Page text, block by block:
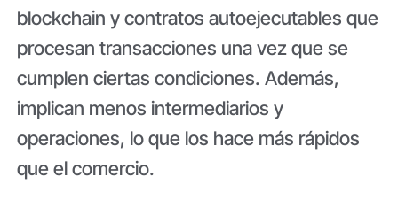
blockchain y contratos autoejecutables que
procesan transacciones una vez que se
cumplen ciertas condiciones. Además,
implican menos intermediarios y
operaciones, lo que los hace más rápidos
que el comercio.